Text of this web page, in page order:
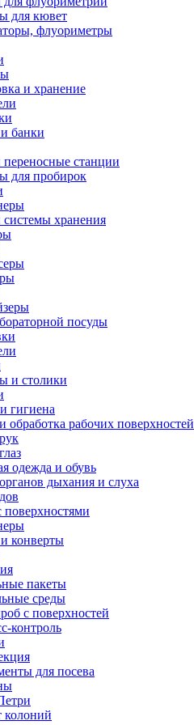
для кювет
флуориметры
и хранение
банки
станции
для пробирок
хранения
посуды
и столики
гигиена
обработка рабочих поверхностей
одежда и обувь
дыхания и слуха
поверхностями
конверты
пакеты
среды
с поверхностей
контроль
для посева
колоний